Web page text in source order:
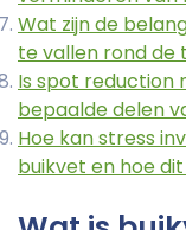
Wat zijn de
te vallen rond de
Is spot reduction
bepaalde delen
Hoe kan stress
buikvet en hoe